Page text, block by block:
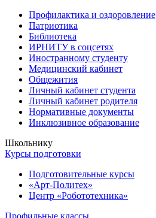
Профилактика и оздоровление
Патриотика
Библиотека
ИРНИТУ в соцсетях
Иностранному студенту
Медицинский кабинет
Общежития
Личный кабинет студента
Личный кабинет родителя
Нормативные документы
Инклюзивное образование
Школьнику
Курсы подготовки
Подготовительные курсы
«Арт-Политех»
Центр «Робототехника»
Профильные классы